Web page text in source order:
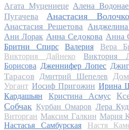
Агата Муцениеце Алена
Пугачева
Анастасия
Анастасия Решетова
Ани Лорак Анна Седокова Анна
Бритни Спирс
Валерия Вера
Виктория Дайнеко Виктория
Борисова Дженнифер Лопес
Тарасов
Дмитрий Шепелев
Ургант Иосиф Пригожин Ирина
Кардашьян
Кристина Асмус
Собчак Курбан Омаров Лера
Виторган Максим Галкин Мария
Настасья Самбурская
Настя